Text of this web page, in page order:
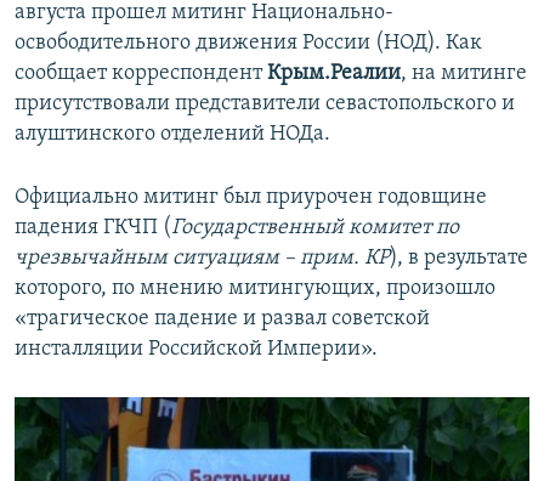
августа прошел митинг Национально-
освободительного движения России (НОД). Как
сообщает корреспондентКрым.Реалии, на митинге
присутствовали представители севастопольского и
алуштинского отделений НОДа.
Официально митинг был приурочен годовщине
падения ГКЧП (Государственный комитет по
чрезвычайным ситуациям – прим. КР), в результате
которого, по мнению митингующих, произошло
«трагическое падение и развал советской
инсталляции Российской Империи».